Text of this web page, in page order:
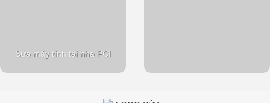
Sửa máy tính tại nhà PCI